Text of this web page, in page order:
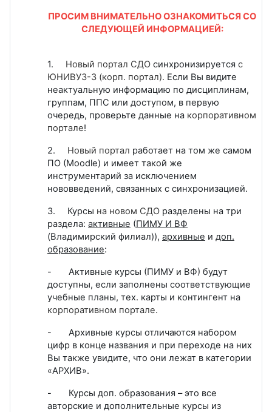
ПРОСИМ ВНИМАТЕЛЬНО ОЗНАКОМИТЬСЯ СО
СЛЕДУЮЩЕЙ ИНФОРМАЦИЕЙ:
1. Новый портал СДО синхронизируется с
ЮНИВУЗ-3 (корп. портал). Если Вы видите
неактуальную информацию по дисциплинам,
группам, ППС или доступом, в первую
очередь, проверьте данные на корпоративном
портале!
2. Новый портал работает на том же самом
ПО (Moodle) и имеет такой же
инструментарий за исключением
нововведений, связанных с синхронизацией.
3. Курсы на новом СДО разделены на три
раздела: активные (ПИМУ И ВФ
(Владимирский филиал)), архивные и доп.
образование:
- Активные курсы (ПИМУ и ВФ) будут
доступны, если заполнены соответствующие
учебные планы, тех. карты и контингент на
корпоративном портале.
- Архивные курсы отличаются набором
цифр в конце названия и при переходе на них
Вы также увидите, что они лежат в категории
«АРХИВ».
- Курсы доп. образования – это все
авторские и дополнительные курсы из